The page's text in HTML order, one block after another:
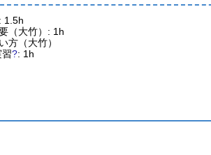
1.5h
（大竹）: 1h
方（大竹）
習?: 1h